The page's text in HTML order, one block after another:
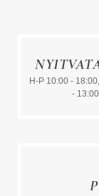
H-P 10:00 -
- 13:00